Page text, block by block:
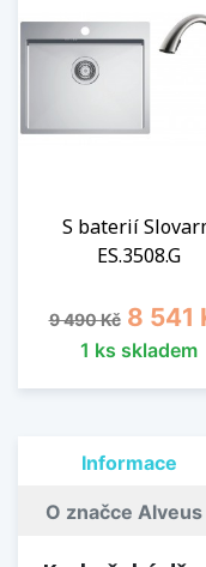
S baterií
ES.3508.G
Běžná cena
9 490 Kč Cena
8 541
1 ks skladem
Informace
O značce Alveus